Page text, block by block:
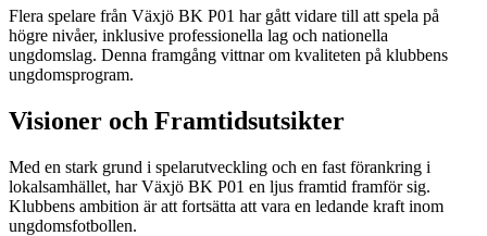
Flera spelare från Växjö BK P01 har gått vidare till att spela på
högre nivåer, inklusive professionella lag och nationella
ungdomslag. Denna framgång vittnar om kvaliteten på klubbens
ungdomsprogram.
Visioner och Framtidsutsikter
Med en stark grund i spelarutveckling och en fast förankring i
lokalsamhället, har Växjö BK P01 en ljus framtid framför sig.
Klubbens ambition är att fortsätta att vara en ledande kraft inom
ungdomsfotbollen.